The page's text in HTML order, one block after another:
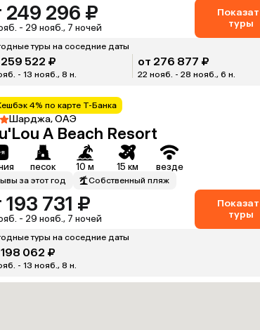
249 296 ₽
- 29 нояб., 7 ночей
туры
туры на соседние даты
259 522 ₽
- 13 нояб., 8 н.
от 276 877 ₽
22 нояб. - 28 нояб., 6 н.
4% по карте Т-Банка
Шарджа, ОАЭ
A Beach Resort
песок 10 м 15 км везде
за этот год Собственный пляж
193 731 ₽
- 29 нояб., 7 ночей
туры
туры на соседние даты
062 ₽
- 13 нояб., 8 н.